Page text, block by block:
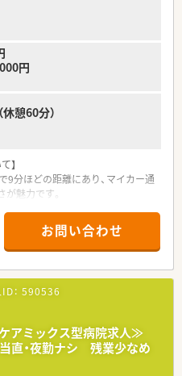
の勤務となっており残業時間は
少なめです。
非常に充実しており有給休暇の
を維持しています。
を誇っており子育て世代のスタ
を担います。
務も含まれており医師の往診に
も豊富にあります。
わることが可能です。
円
憩60分）
】
分ほどの距離にあり、マイカー通
魅力です。
70枚です。
に加えて事務3名が在籍し、手厚
んでいます。
いて】
可能な方や調剤経験を活かして即
ます。
幅広い知識を吸収しようとする意
しています。
を図りながら、患者様一人ひとり
る方です。
お問い合わせ
： 590536
アミックス型病院求人≫
直・夜勤ナシ 残業少なめ